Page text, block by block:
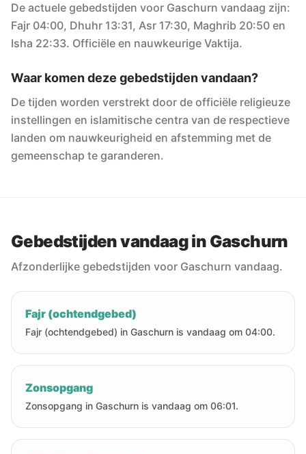
De actuele gebedstijden voor Gaschurn vandaag zijn:
Fajr 04:00, Dhuhr 13:31, Asr 17:30, Maghrib 20:50 en
Isha 22:33. Officiële en nauwkeurige Vaktija.
Waar komen deze gebedstijden vandaan?
De tijden worden verstrekt door de officiële religieuze
instellingen en islamitische centra van de respectieve
landen om nauwkeurigheid en afstemming met de
gemeenschap te garanderen.
Gebedstijden vandaag in Gaschurn
Afzonderlijke gebedstijden voor Gaschurn vandaag.
Fajr (ochtendgebed)
Fajr (ochtendgebed) in Gaschurn is vandaag om 04:00.
Zonsopgang
Zonsopgang in Gaschurn is vandaag om 06:01.